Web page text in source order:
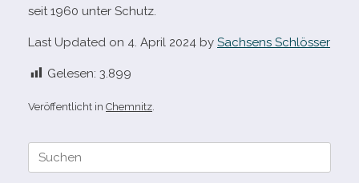
seit 1960 unter Schutz.
Last Updated on 4. April 2024 by Sachsens Schlösser
Gelesen: 3.899
Veröffentlicht in Chemnitz
Suche